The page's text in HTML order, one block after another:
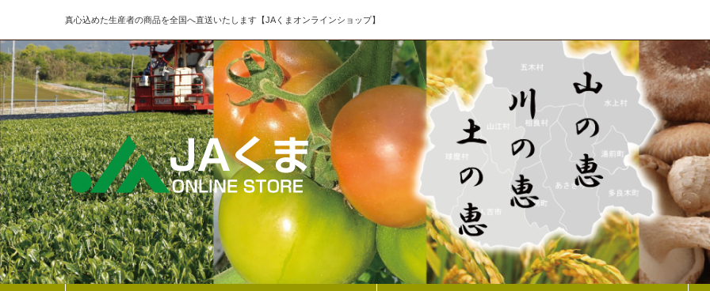
真心込めた生産者の商品を全国へ直送いたします【JAくまオンラインショップ】